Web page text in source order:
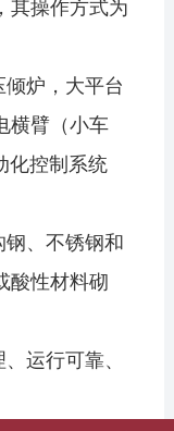
其操作方式为
炉，大平台
横臂（小车
化控制系统
、不锈钢和
酸性材料砌
运行可靠、